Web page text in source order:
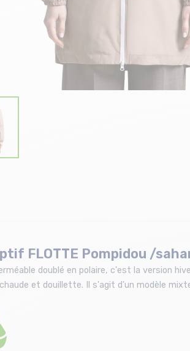
FLOTTE Pompidou /
doublé en polaire, c'est la version
et douillette. Il s'agit d'un modèle